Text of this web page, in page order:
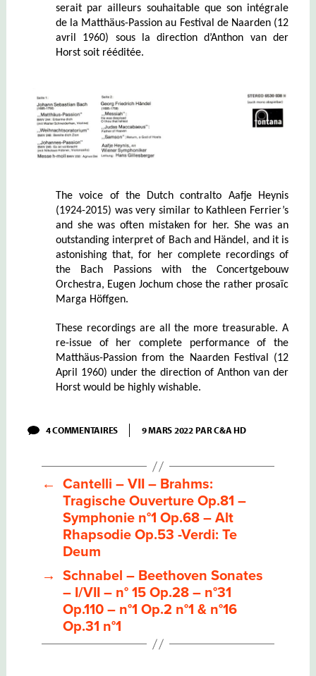
serait par ailleurs souhaitable que son intégrale
de la Matthäus-Passion au Festival de Naarden (12
avril 1960) sous la direction d’Anthon van der
Horst soit rééditée.
The voice of the Dutch contralto Aafje Heynis
(1924-2015) was very similar to Kathleen Ferrier’s
and she was often mistaken for her. She was an
outstanding interpret of Bach and Händel, and it is
astonishing that, for her complete recordings of
the Bach Passions with the Concertgebouw
Orchestra, Eugen Jochum chose the rather prosaïc
Marga Höffgen.
These recordings are all the more treasurable. A
re-issue of her complete performance of the
Matthäus-Passion from the Naarden Festival (12
April 1960) under the direction of Anthon van der
Horst would be highly wishable.
4 COMMENTAIRES
HEYNIS
WIENER
SYMPHONIKER
–
GILLESBERGER
9 MARS 2022 PARC&A HD
← Cantelli – VII – Brahms:
Tragische Ouverture Op.81 –
Symphonie n°1 Op.68 – Alt
Rhapsodie Op.53 -Verdi: Te
Deum
→ Schnabel – Beethoven Sonates
– I/VII – n° 15 Op.28 – n°31
Op.110 – n°1 Op.2 n°1 & n°16
Op.31 n°1